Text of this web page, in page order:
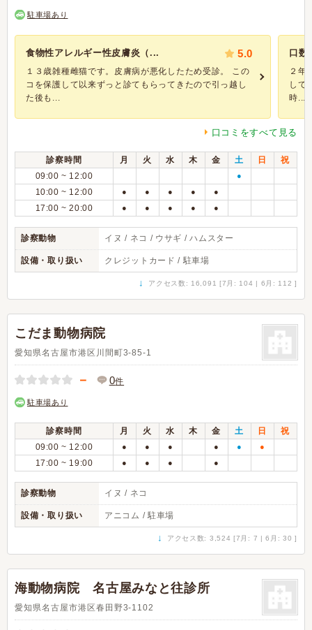
駐車場あり
食物性アレルギー性皮膚炎（... 5.0
１３歳雑種雌猫です。皮膚病が悪化したため受診。 この
コを保護して以来ずっと診てもらってきたので引っ越し
た後も...
口数
２年
して
時...
口コミをすべて見る
診察時間 月 火 水 木 金 土 日
祝
09:00 ~ 12:00
●
10:00 ~ 12:00 ● ● ● ● ●
17:00 ~ 20:00 ● ● ● ● ●
診察動物 イヌ / ネコ / ウサギ / ハムスター
設備・取り扱い クレジットカード / 駐車場
↓ アクセス数: 16,091 [7月: 104 | 6月: 112 ]
こだま動物病院
愛知県名古屋市港区川間町3-85-1
－ 0件
駐車場あり
診察時間 月 火 水 木 金 土 日
祝
09:00 ~ 12:00
● ● ● ● ● ●
17:00 ~ 19:00 ● ● ● ●
診察動物 イヌ / ネコ
設備・取り扱い アニコム / 駐車場
↓ アクセス数: 3,524 [7月: 7 | 6月: 30 ]
海動物病院 名古屋みなと往診所
愛知県名古屋市港区春田野3-1102